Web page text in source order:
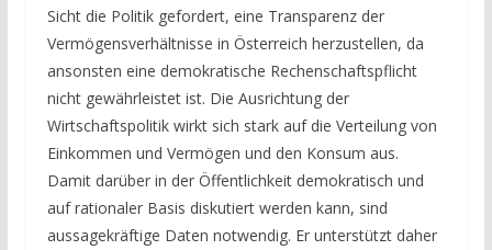
Sicht die Politik gefordert, eine Transparenz der
Vermögensverhältnisse in Österreich herzustellen, da
ansonsten eine demokratische Rechenschaftspflicht
nicht gewährleistet ist. Die Ausrichtung der
Wirtschaftspolitik wirkt sich stark auf die Verteilung von
Einkommen und Vermögen und den Konsum aus.
Damit darüber in der Öffentlichkeit demokratisch und
auf rationaler Basis diskutiert werden kann, sind
aussagekräftige Daten notwendig. Er unterstützt daher